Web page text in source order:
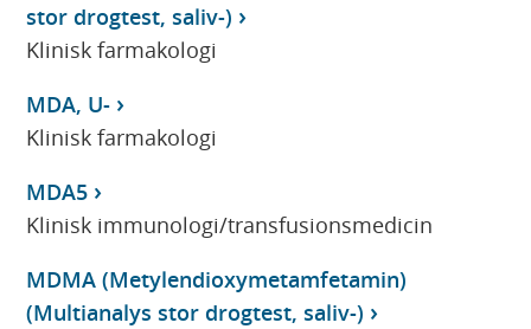
stor drogtest, saliv-)
Klinisk farmakologi
MDA, U-
Klinisk farmakologi
MDA5
Klinisk immunologi/transfusionsmedicin
MDMA (Metylendioxymetamfetamin)
(Multianalys stor drogtest, saliv-)